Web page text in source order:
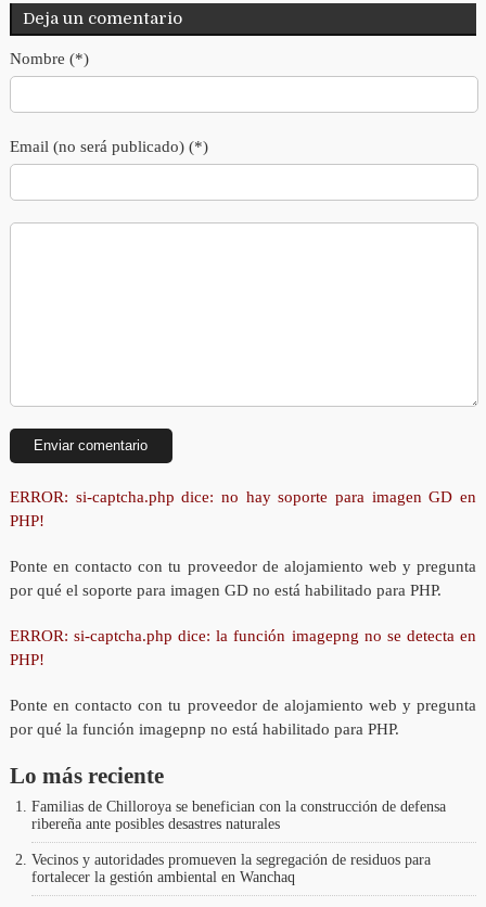
Deja un comentario
Nombre (*)
Email (no será publicado) (*)
ERROR: si-captcha.php dice: no hay soporte para imagen GD en
PHP!
Ponte en contacto con tu proveedor de alojamiento web y pregunta
por qué el soporte para imagen GD no está habilitado para PHP.
ERROR: si-captcha.php dice: la función imagepng no se detecta en
PHP!
Ponte en contacto con tu proveedor de alojamiento web y pregunta
por qué la función imagepnp no está habilitado para PHP.
Lo más reciente
Familias de Chilloroya se benefician con la construcción de defensa
ribereña ante posibles desastres naturales
Vecinos y autoridades promueven la segregación de residuos para
fortalecer la gestión ambiental en Wanchaq